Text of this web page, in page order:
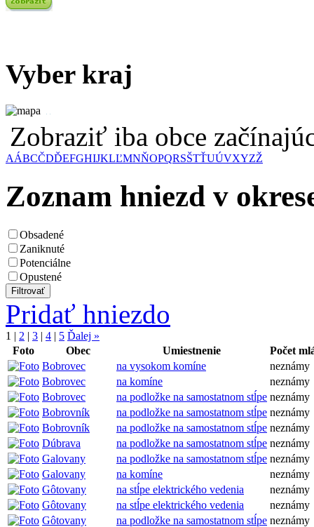
Vyber kraj
Zobraziť iba obce
AÁBCČDĎEFGHIJKLĽMNŇOPQRSŠTŤUÚVXYZŽ
Zoznam hniezd v
Obsadené
Zaniknuté
Potenciálne
Opustené
Pridať hniezdo
1 | 2 | 3 | 4 | 5 Ďalej »
Foto
Obec Umiestnenie
Počet
Bobrovec
na vysokom komíne
neznámy
Bobrovec
na komíne
neznámy
Bobrovec
na podložke na samostatnom stĺpe neznámy
Bobrovník
na podložke na samostatnom stĺpe neznámy
Bobrovník
na podložke na samostatnom stĺpe neznámy
Dúbrava
na podložke na samostatnom stĺpe neznámy
Galovany
na podložke na samostatnom stĺpe neznámy
Galovany
na komíne
neznámy
Gôtovany
na stĺpe elektrického vedenia
neznámy
Gôtovany
na stĺpe elektrického vedenia
neznámy
Gôtovany
na podložke na samostatnom stĺpe neznámy